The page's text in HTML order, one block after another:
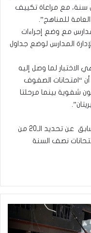
سنة، مع مراعاة تكييف
للمناهج”.
مع وضع إجراءات
لإدارة المدارس لوضع جداول
الاختبار لما وصل إليه
أن “امتحانات الصفوف
شفوية بينما مرحلتا
وكانت وزارة التربية، “أعلنت في وقت سابق عن تحديد الـ20 من
نصف السنة